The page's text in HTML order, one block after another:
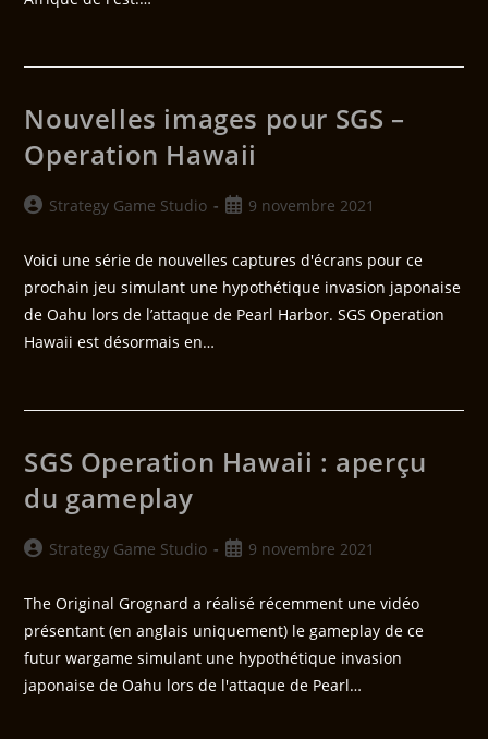
Nouvelles images pour SGS –
Operation Hawaii
Strategy Game Studio 9 novembre 2021
Voici une série de nouvelles captures d'écrans pour ce
prochain jeu simulant une hypothétique invasion japonaise
de Oahu lors de l’attaque de Pearl Harbor. SGS Operation
Hawaii est désormais en…
SGS Operation Hawaii : aperçu
du gameplay
Strategy Game Studio 9 novembre 2021
The Original Grognard a réalisé récemment une vidéo
présentant (en anglais uniquement) le gameplay de ce
futur wargame simulant une hypothétique invasion
japonaise de Oahu lors de l'attaque de Pearl…